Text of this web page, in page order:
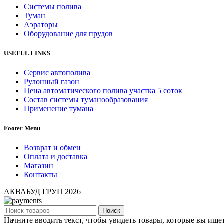
Системы полива
Туман
Аэраторы
Оборудование для прудов
USEFUL LINKS
Сервис автополива
Рулонный газон
Цена автоматического полива участка 5 соток
Состав системы туманообразования
Применение тумана
Footer Menu
Возврат и обмен
Оплата и доставка
Магазин
Контакты
АКВАБУД ГРУП 2026
Поиск
Начните вводить текст, чтобы увидеть товары, которые вы